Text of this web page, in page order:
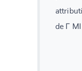
de Γ